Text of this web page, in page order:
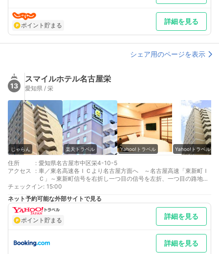
ポイント貯まる 詳細を見る
シェア用のページを表示
13
スマイルホテル名古屋栄
愛知県 / 栄
じゃらん 楽天トラベル Yahoo!トラベル Yahoo!トラベル
住所 : 愛知県名古屋市中区栄4-10-5
アクセス
: 車／東名高速各ＩＣより名古屋方面へ ～名古屋高速「東新町Ｉ
Ｃ」～東新町信号を右折し一つ目の信号を左折、一つ目の路地を
右折 車以外／JR名古屋駅～地下鉄東山線「栄駅」下車、13番出
口より徒歩約5分
最寄り駅１ 栄
補足 車／下記の4ヵ所の提携駐車場をご利用下さい。駐車後にど
ちらをご利用かフロントまでお申し付け下さいませ。■名鉄協商
パーキング ホテル正面■武平通パーキング ■セントラルパー
キング■名鉄協商パーキング すいほう園 車以外／13番出口直
進、一つ目角を左折、信号1つ、交差点1つ超えた先右側
チェックイン: 15:00
ネット予約可能な外部サイトで見る
ポイント貯まる 詳細を見る
詳細を見る